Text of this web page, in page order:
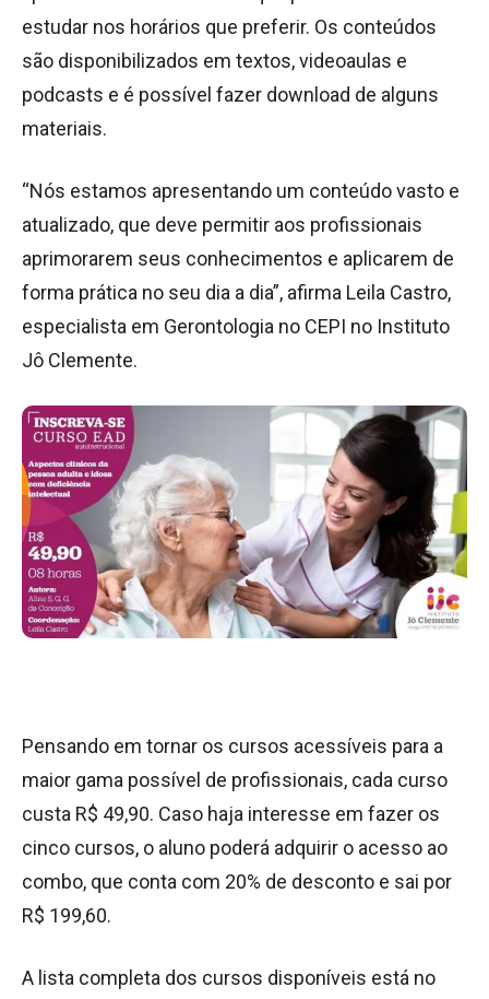
estudar nos horários que preferir. Os conteúdos
são disponibilizados em textos, videoaulas e
podcasts e é possível fazer download de alguns
materiais.
“Nós estamos apresentando um conteúdo vasto e
atualizado, que deve permitir aos profissionais
aprimorarem seus conhecimentos e aplicarem de
forma prática no seu dia a dia”, afirma Leila Castro,
especialista em Gerontologia no CEPI no Instituto
Jô Clemente.
Pensando em tornar os cursos acessíveis para a
maior gama possível de profissionais, cada curso
custa R$ 49,90. Caso haja interesse em fazer os
cinco cursos, o aluno poderá adquirir o acesso ao
combo, que conta com 20% de desconto e sai por
R$ 199,60.
A lista completa dos cursos disponíveis está no